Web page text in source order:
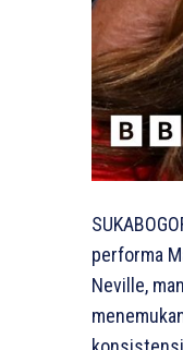
performa
Neville,